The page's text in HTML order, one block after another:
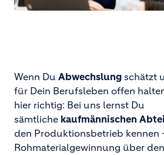
Wenn Du Abwechslung schätzt
für Dein Berufsleben offen
hier richtig: Bei uns lernst Du
sämtliche kaufmännischen­­­­
den Produktionsbetrieb kennen
Rohmaterialgewinnung über